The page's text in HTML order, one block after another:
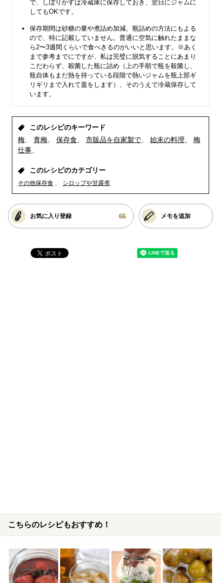
で、しぼりかすは冷蔵庫に保存しておき、翌日にジャムに
してもOKです。
保存期間は砂糖の量や煮詰め加減、瓶詰めの方法にもよる
ので、特に記載していません。普通に空気に触れたままな
ら2〜3週間くらいで食べきるのがいいと思います。※あく
まで参考までにですが、私は完璧に脱気することにあまり
こだわらず、殺菌した瓶に詰め（上の手順で瓶を殺菌し、
瓶自体もまだ熱を持っている段階で熱いジャムを瓶上部ギ
リギリまで入れて蓋をします）、そのうえで冷蔵保存して
います。
このレシピのキーワード
梅
青梅 保存食 市販品を自家製で 始末の料理
梅
仕事
このレシピのカテゴリー
その他保存食 シロップや甘露煮
お気に入り登録 66 メモを追加
こちらのレシピもおすすめ！